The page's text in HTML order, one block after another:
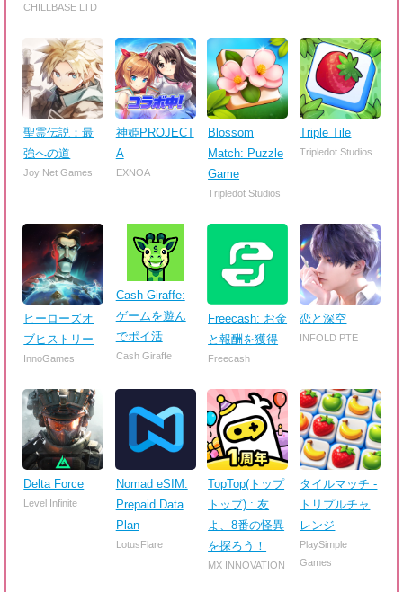
CHILLBASE LTD
聖霊伝説：最
強への道
Joy Net Games
神姫PROJECT
A
EXNOA
Blossom
Match: Puzzle
Game
Tripledot Studios
Triple Tile
Tripledot Studios
ヒーローズオ
ブヒストリー
InnoGames
Cash Giraffe:
ゲームを遊ん
でポイ活
Cash Giraffe
Freecash: お金
と報酬を獲得
Freecash
恋と深空
INFOLD PTE
Delta Force
Level Infinite
Nomad eSIM:
Prepaid Data
Plan
LotusFlare
TopTop(トップ
トップ) : 友
よ、8番の怪異
を探ろう！
MX INNOVATION
タイルマッチ -
トリプルチャ
レンジ
PlaySimple
Games